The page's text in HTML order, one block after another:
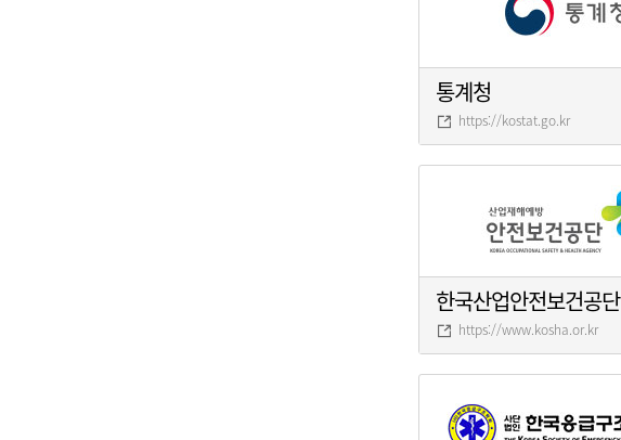
통계청
https://kostat.go.kr
한국산업안전보건공단
https://www.kosha.or.kr